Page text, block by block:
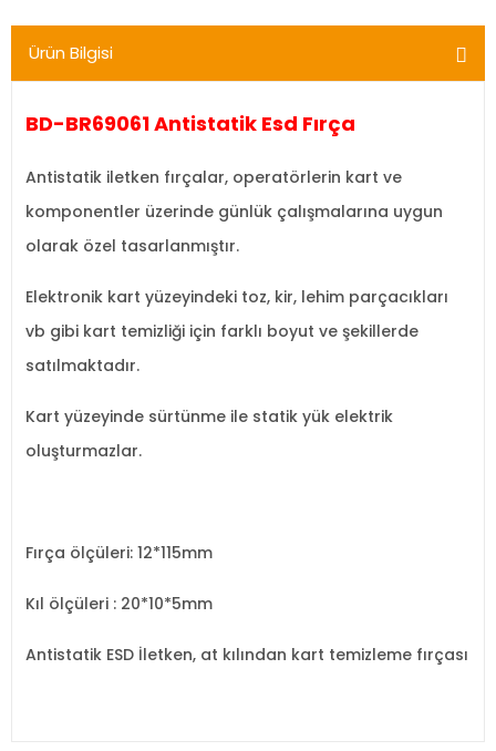
Ürün Bilgisi
BD-BR69061 Antistatik Esd Fırça
A ntistatik iletken fırçalar, operatörlerin kart ve
komponentler üzerinde günlük çalışmalarına uygun
olarak özel tasarlanmıştır.
Elektronik kart yüzeyindeki toz, kir, lehim parçacıkları
vb gibi kart temizliği için farklı boyut ve şekillerde
satılmaktadır.
Kart yüzeyinde sürtünme ile statik yük elektrik
oluşturmazlar.
Fırça ölçüleri: 12*115mm
Kıl ölçüleri : 20*10*5mm
Antistatik ESD İletken, at kılından kart temizleme fırçası